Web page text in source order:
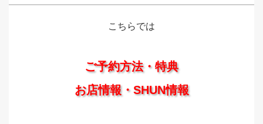
こちらでは
ご予約方法・特典
お店情報・SHUN情報